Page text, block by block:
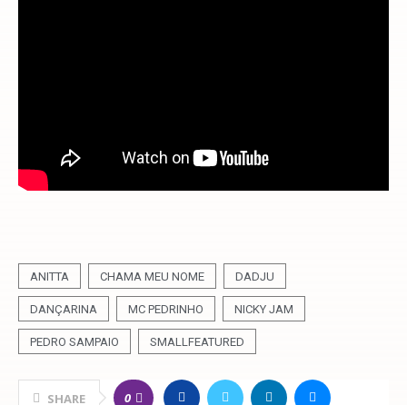
ANITTA CHAMA MEU NOME DADJU
DANÇARINA MC PEDRINHO NICKY JAM
PEDRO SAMPAIO SMALLFEATURED
SHARE 0